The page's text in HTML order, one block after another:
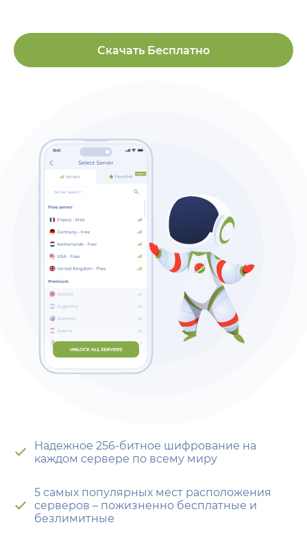
Скачать Бесплатно
Надежное 256-битное шифрование на
каждом сервере по всему миру
5 самых популярных мест расположения
серверов – пожизненно бесплатные и
безлимитные